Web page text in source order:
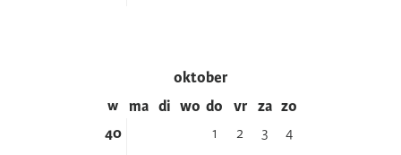
oktober
w ma di wo do vr za zo
40 1 2 3
4